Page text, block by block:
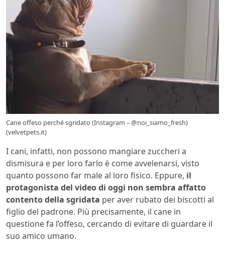
Cane offeso perché sgridato (Instagram – @noi_siamo_fresh)
(velvetpets.it)
I cani, infatti, non possono mangiare zuccheri a
dismisura e per loro farlo è come avvelenarsi, visto
quanto possono far male al loro fisico. Eppure, il
protagonista del video di oggi non sembra affatto
contento della sgridata per aver rubato dei biscotti al
figlio del padrone. Più precisamente, il cane in
questione fa l’offeso, cercando di evitare di guardare il
suo amico umano.